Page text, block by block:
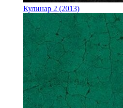
Кулинар 2 (2013)